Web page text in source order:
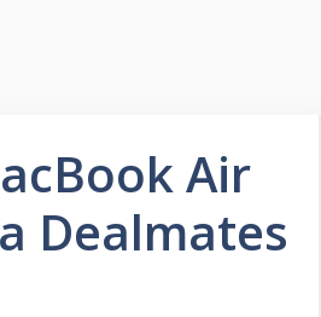
Air
Dealmates